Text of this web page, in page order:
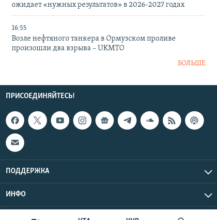
ожидает «нужных результатов» в 2026-2027 годах
16:55
Возле нефтяного танкера в Ормузском проливе
произошли два взрыва – UKMTO
БОЛЬШЕ
ПРИСОЕДИНЯЙТЕСЬ!
ПОДДЕРЖКА
ИНФО